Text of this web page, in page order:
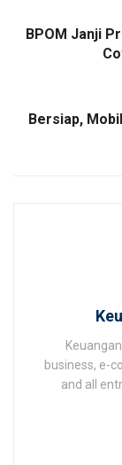
BPOM Janji
Bersiap,
business, e-
and all